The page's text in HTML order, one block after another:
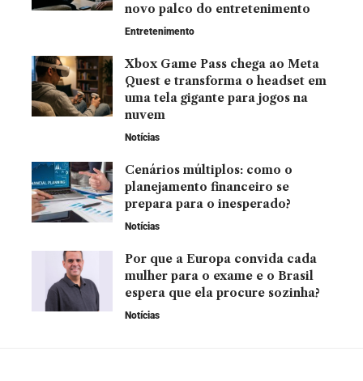
novo palco do entretenimento
Entretenimento
Xbox Game Pass chega ao Meta
Quest e transforma o headset em
uma tela gigante para jogos na
nuvem
Notícias
Cenários múltiplos: como o
planejamento financeiro se
prepara para o inesperado?
Notícias
Por que a Europa convida cada
mulher para o exame e o Brasil
espera que ela procure sozinha?
Notícias